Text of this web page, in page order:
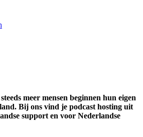
meer mensen beginnen hun eigen
Bij ons vind je podcast hosting uit
support en voor Nederlandse